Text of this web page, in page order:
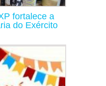
fortalece a
do Exército